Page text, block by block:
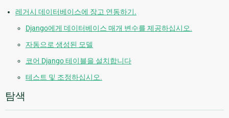
레거시 데이터베이스에 장고 연동하기.
Django에게 데이터베이스 매개 변수를 제공하십시오.
자동으로 생성된 모델
코어 Django 테이블을 설치합니다
테스트 및 조정하십시오.
탐색